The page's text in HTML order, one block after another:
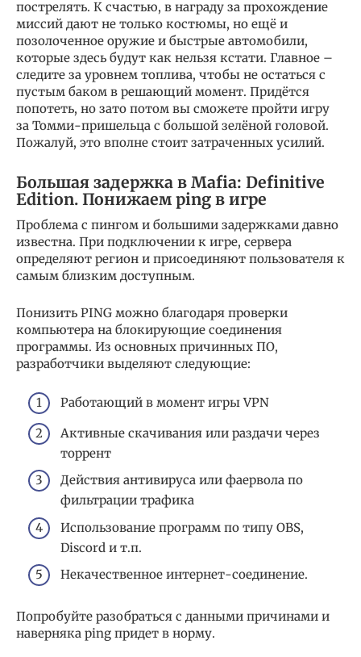
пострелять. К счастью, в награду за прохождение
миссий дают не только костюмы, но ещё и
позолоченное оружие и быстрые автомобили,
которые здесь будут как нельзя кстати. Главное –
следите за уровнем топлива, чтобы не остаться с
пустым баком в решающий момент. Придётся
попотеть, но зато потом вы сможете пройти игру
за Томми-пришельца с большой зелёной головой.
Пожалуй, это вполне стоит затраченных усилий.
Большая задержка в Mafia: Definitive
Edition. Понижаем ping в игре
Проблема с пингом и большими задержками давно
известна. При подключении к игре, сервера
определяют регион и присоединяют пользователя к
самым близким доступным.
Понизить PING можно благодаря проверки
компьютера на блокирующие соединения
программы. Из основных причинных ПО,
разработчики выделяют следующие:
Работающий в момент игры VPN
Активные скачивания или раздачи через
торрент
Действия антивируса или фаервола по
фильтрации трафика
Использование программ по типу OBS,
Discord и т.п.
Некачественное интернет-соединение.
Попробуйте разобраться с данными причинами и
наверняка ping придет в норму.